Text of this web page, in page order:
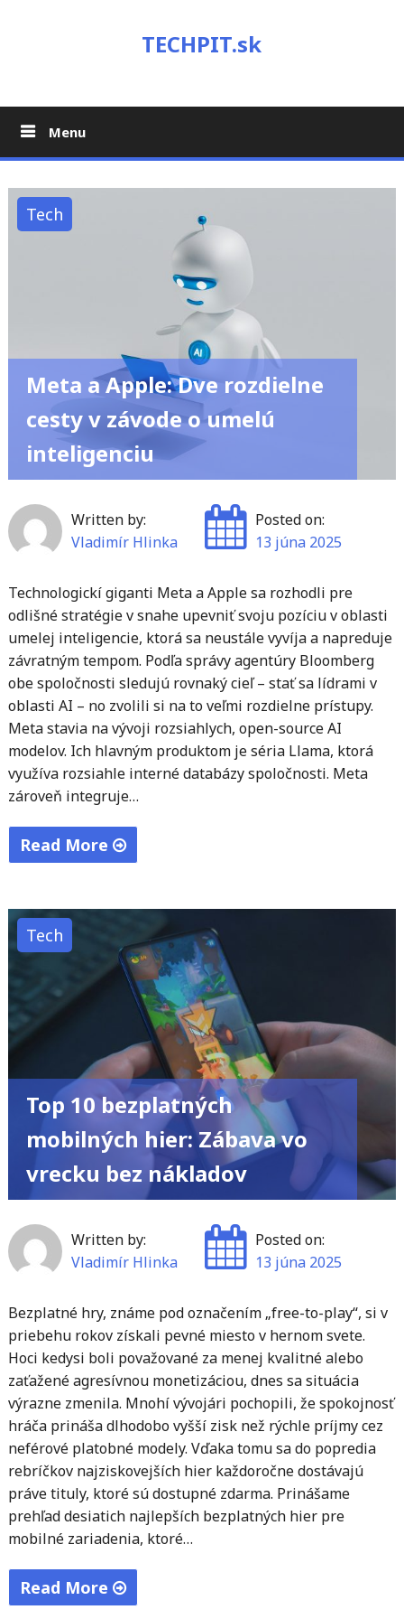
TECHPIT.sk
Menu
Tech
Meta a Apple: Dve rozdielne
cesty v závode o umelú
inteligenciu
Written by:
Vladimír Hlinka
Posted on:
13 júna 2025
Technologickí giganti Meta a Apple sa rozhodli pre
odlišné stratégie v snahe upevniť svoju pozíciu v oblasti
umelej inteligencie, ktorá sa neustále vyvíja a napreduje
závratným tempom. Podľa správy agentúry Bloomberg
obe spoločnosti sledujú rovnaký cieľ – stať sa lídrami v
oblasti AI – no zvolili si na to veľmi rozdielne prístupy.
Meta stavia na vývoji rozsiahlych, open-source AI
modelov. Ich hlavným produktom je séria Llama, ktorá
využíva rozsiahle interné databázy spoločnosti. Meta
zároveň integruje…
Read More
Apple:
Dve
rozdielne
cesty
v
závode
o
umelú
inteligenciu"
Tech
Top 10 bezplatných
mobilných hier: Zábava vo
vrecku bez nákladov
Written by:
Vladimír Hlinka
Posted on:
13 júna 2025
Bezplatné hry, známe pod označením „free-to-play“, si v
priebehu rokov získali pevné miesto v hernom svete.
Hoci kedysi boli považované za menej kvalitné alebo
zaťažené agresívnou monetizáciou, dnes sa situácia
výrazne zmenila. Mnohí vývojári pochopili, že spokojnosť
hráča prináša dlhodobo vyšší zisk než rýchle príjmy cez
neférové platobné modely. Vďaka tomu sa do popredia
rebríčkov najziskovejších hier každoročne dostávajú
práve tituly, ktoré sú dostupné zdarma. Prinášame
prehľad desiatich najlepších bezplatných hier pre
mobilné zariadenia, ktoré…
Read More